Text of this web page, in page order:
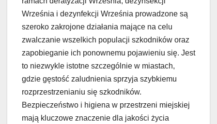
Września i dezynfekcji Września prowadzone są
szeroko zakrojone działania mające na celu
zwalczanie wszelkich populacji szkodników oraz
zapobieganie ich ponownemu pojawieniu się. Jest
to niezwykle istotne szczególnie w miastach,
gdzie gęstość zaludnienia sprzyja szybkiemu
rozprzestrzenianiu się szkodników.
Bezpieczeństwo i higiena w przestrzeni miejskiej
mają kluczowe znaczenie dla jakości życia